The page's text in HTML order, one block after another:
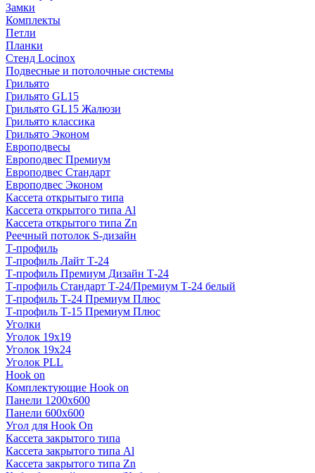
Замки
Комплекты
Петли
Планки
Стенд Locinox
Подвесные и потолочные системы
Грильято
Грильято GL15
Грильято GL15 Жалюзи
Грильято классика
Грильято Эконом
Европодвесы
Европодвес Премиум
Европодвес Стандарт
Европодвес Эконом
Кассета открытыго типа
Кассета открытого типа Al
Кассета открытого типа Zn
Реечный потолок S-дизайн
Т-профиль
Т-профиль Лайт Т-24
Т-профиль Премиум Дизайн Т-24
Т-профиль Стандарт Т-24/Премиум Т-24 белый
Т-профиль Т-24 Премиум Плюс
Т-профиль Т-15 Премиум Плюс
Уголки
Уголок 19х19
Уголок 19х24
Уголок PLL
Hook on
Комплектующие Hook on
Панели 1200х600
Панели 600х600
Угол для Hook On
Кассета закрытого типа
Кассета закрытого типа Al
Кассета закрытого типа Zn